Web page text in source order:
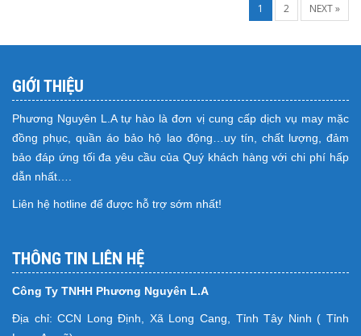
1 2 NEXT »
GIỚI THIỆU
Phương Nguyên L.A tự hào là đơn vị cung cấp dịch vụ may mặc
đồng phục, quần áo bảo hộ lao động…uy tín, chất lượng, đảm
bảo đáp ứng tối đa yêu cầu của Quý khách hàng với chi phí hấp
dẫn nhất….
Liên hệ hotline để được hỗ trợ sớm nhất!
THÔNG TIN LIÊN HỆ
Công Ty TNHH Phương Nguyên L.A
Địa chỉ: CCN Long Định, Xã Long Cang, Tỉnh Tây Ninh ( Tỉnh